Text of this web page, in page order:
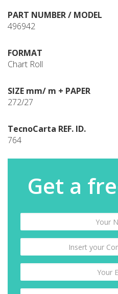
PART NUMBER / MODEL
496942
FORMAT
Chart Roll
SIZE mm/ m + PAPER
272/27
TecnoCarta REF. ID.
764
Get a